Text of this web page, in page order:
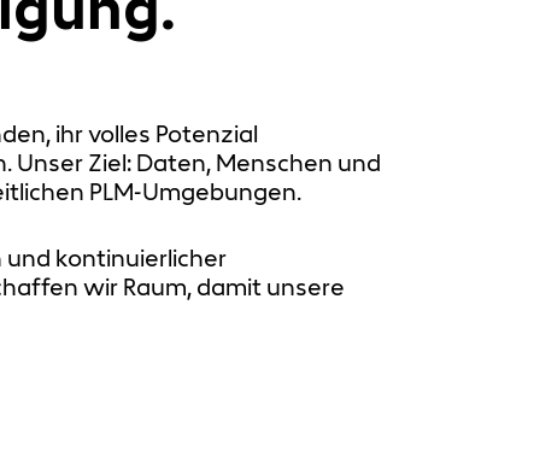
ihr volles Potenzial
Ziel: Daten, Menschen und
PLM-Umgebungen.
kontinuierlicher
wir Raum, damit unsere